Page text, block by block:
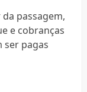
passagem,
e cobranças
ser pagas